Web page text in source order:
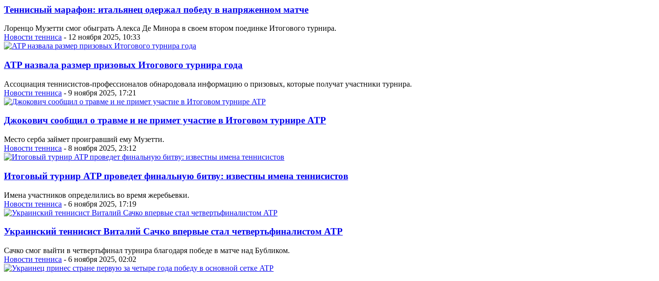
Теннисный марафон: итальянец одержал победу в напряженном матче
Лоренцо Музетти смог обыграть Алекса Де Минора в своем втором поединке Итогового турнира.
Новости тенниса - 12 ноября 2025, 10:33
ATP назвала размер призовых Итогового турнира года
Ассоциация теннисистов-профессионалов обнародовала информацию о призовых, которые получат участники турнира.
Новости тенниса - 9 ноября 2025, 17:21
Джокович сообщил о травме и не примет участие в Итоговом турнире ATP
Место серба займет проигравший ему Музетти.
Новости тенниса - 8 ноября 2025, 23:12
Итоговый турнир ATP проведет финальную битву: известны имена теннисистов
Имена участников определились во время жеребьевки.
Новости тенниса - 6 ноября 2025, 17:19
Украинский теннисист Виталий Сачко впервые стал четвертьфиналистом ATP
Сачко смог выйти в четвертьфинал турнира благодаря победе в матче над Бубликом.
Новости тенниса - 6 ноября 2025, 02:02